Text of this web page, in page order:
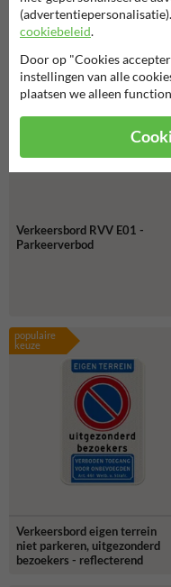
Verkeersbord RVV E01 -
Parkeerverbod
populaire
keuze
Verkeersbord eigen terrein
niet parkeren, uitgezonderd
bezoekers - reflecterend
cookiebeleid.
Door op "Cookies
instellingen van alle
plaatsen we alleen